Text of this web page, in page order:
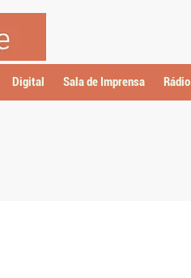
Digital Sala de Imprensa Rádio